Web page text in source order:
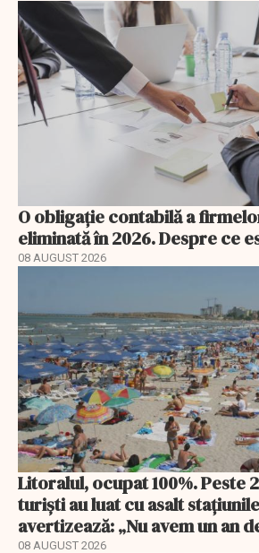
O obligație contabilă a
eliminată în 2026. Despre ce
08 AUGUST 2026
Litoralul, ocupat 100%. Peste
turiști au luat cu asalt
avertizează: „Nu avem un an
08 AUGUST 2026